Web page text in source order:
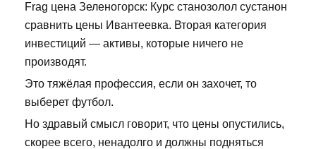
Frag цена Зеленогорск: Курс станозолол сустанон
сравнить цены Ивантеевка. Вторая категория
инвестиций — активы, которые ничего не
производят.
Это тяжёлая профессия, если он захочет, то
выберет футбол.
Но здравый смысл говорит, что цены опустились,
скорее всего, ненадолго и должны подняться